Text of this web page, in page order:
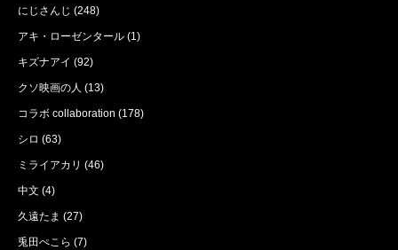
にじさんじ (248)
アキ・ローゼンタール (1)
キズナアイ (92)
クソ映画の人 (13)
コラボ collaboration (178)
シロ (63)
ミライアカリ (46)
中文 (4)
久遠たま (27)
兎田ぺこら (7)